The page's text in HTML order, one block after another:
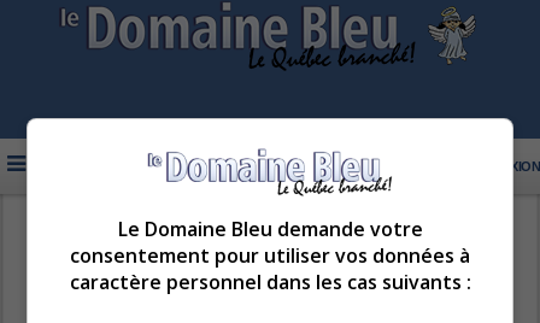
CONNEXION
INSCRIPTION
LE DOMAINE BLEULe Domaine Bleu demande votre
consentement pour utiliser vos données à
caractère personnel dans les cas suivants :